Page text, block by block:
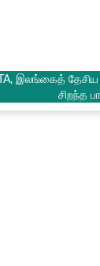
இலங்கைத்
சிறந்த